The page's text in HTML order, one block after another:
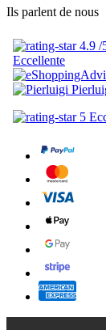
Ils parlent de nous